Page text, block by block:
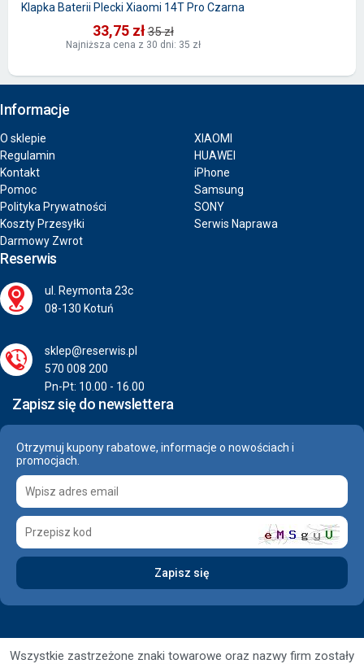
Klapka Baterii Plecki Xiaomi 14T Pro Czarna
33,75 zł35 zł
Najniższa cena z 30 dni: 35 zł
Informacje
O sklepie
Regulamin
Kontakt
Pomoc
Polityka Prywatności
Koszty Przesyłki
Darmowy Zwrot
XIAOMI
HUAWEI
iPhone
Samsung
SONY
Serwis Naprawa
Reserwis
ul. Reymonta 23c
08-130 Kotuń
sklep@reserwis.pl
570 008 200
Pn-Pt: 10.00 - 16.00
Zapisz się do newslettera
Otrzymuj kupony rabatowe, informacje o nowościach i
promocjach.
Wszystkie zastrzeżone znaki towarowe oraz nazwy firm zostały